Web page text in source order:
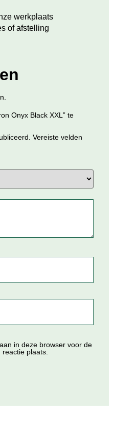
werkplaats
of afstelling
Onyx Black XXL” te
Vereiste velden
in deze browser voor de
plaats.